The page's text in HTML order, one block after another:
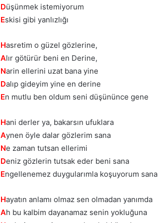
Düşünmek istemiyorum
Eskisi gibi yanlızlığı
Hasretim o güzel gözlerine,
Alır götürür beni en Derine,
Narin ellerini uzat bana yine
Dalıp gideyim yine en derine
En mutlu ben oldum seni düşününce gene
Hani derler ya, bakarsın ufuklara
Aynen öyle dalar gözlerim sana
Ne zaman tutsan ellerimi
Deniz gözlerin tutsak eder beni sana
Engellenemez duygularımla koşuyorum sana
Hayatın anlamı olmaz sen olmadan yanımda
Ah bu kalbim dayanamaz senin yokluğuna